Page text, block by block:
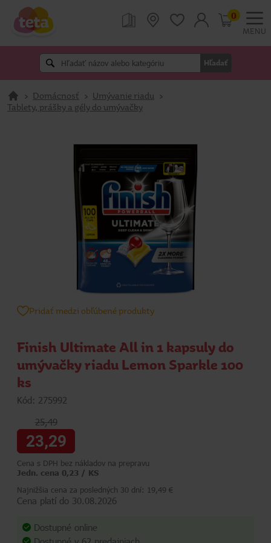
MENU
Hľadať
0
> Domácnosť > Umývanie riadu
>
Tablety, prášky a gély do umývačky
Pridať medzi obľúbené produkty
Finish Ultimate All in 1 kapsuly do
umývačky riadu Lemon Sparkle 100
ks
Kód: 275992
25,49
23,29
Cena s DPH bez nákladov na prepravu
Jedn. cena 0,23 / KS
Najnižšia cena za posledných 30 dní: 19,49 €
Cena platí do 30.08.2026
Dostupné online